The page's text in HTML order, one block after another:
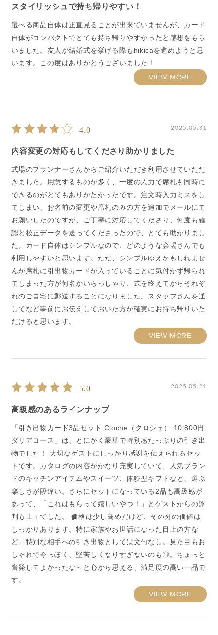
スタイリッシュで持ち帰りやすい！
選べる商品自体は正直見ることが出来ていませんが、カード
自体がコンパクトでとても持ち帰りやすかったと感想をもら
いました。友人が結婚式を挙げる際もhikicaを進めようと思
います。この度はありがとうございました！
VIEW MORE
4.0
内容変更の対応もしてくださり助かりました
2025.05.31
式場のプランナーさんからご紹介いただき利用させていただ
きました。用意するものが多く、一度の入力で席札も同時に
できるのがとてもありがたかったです。注文時入力ミスをし
てしまい、お名前の変更や席札のみの方を追加でメールにて
お願いしたのですが、ご丁寧に対応してくださり、何度も確
認と校正データを送ってくださったので、とても助かりまし
た。カード自体はシンプルなので、どのような会場さんでも
利用しやすいと思います。ただ、シンプルゆえかもしれませ
んが席札に引出物カードが入っていることに気付かず帰られ
てしまった方が何名かいらっしゃり、式を終えてからそれぞ
れのご自宅に郵送することになりました。スタッフさんを通
してなど事前にお伝えしておいた方が確実にお持ち帰りいた
だけると思います。
VIEW MORE
5.0
高級感のあるラインナップ
2025.05.21
「引き出物カード3品セット Cloche（クロシェ） 10,800円
ダリアコース」は、とにかく豪華で特別感たっぷりの引き出
物でした！ 大切なゲストにしっかり感謝を伝えられるセッ
トです。カタログの内容がかなり充実していて、人気ブラン
ドのキッチンアイテムやスイーツ、体験型ギフトなど、選ぶ
楽しさが段違い。さらにセットになっている2品も高級感が
あって、「これはもらって嬉しいやつ！」とゲストからの評
判も上々でした。 価格は少し高めだけど、その分の価値は
しっかりあります。特に家族やお世話になった目上の方な
ど、特別な相手への引き出物としては文句なし。見た目もお
しゃれで今っぽく、堅苦しくなりすぎないのも◎。ちょっと
奮発してよかったな～と心から思える、満足度の高い一品で
す。
VIEW MORE